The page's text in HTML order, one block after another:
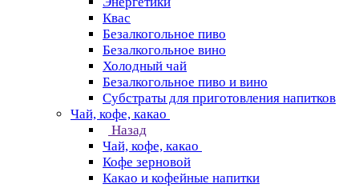
Квас
Безалкогольное пиво
Безалкогольное вино
Холодный чай
Безалкогольное пиво и вино
Субстраты для приготовления напитков
Чай, кофе, какао
Назад
Чай, кофе, какао
Кофе зерновой
Какао и кофейные напитки